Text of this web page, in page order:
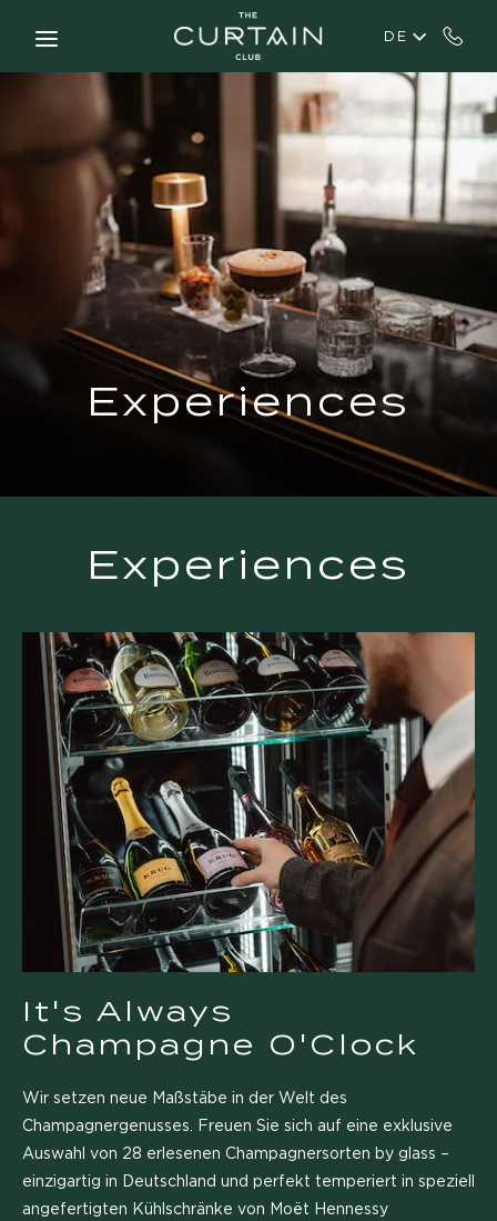
DE
Experiences
Experiences
It's Always
Champagne O'Clock
Wir setzen neue Maßstäbe in der Welt des
Champagnergenusses. Freuen Sie sich auf eine exklusive
Auswahl von 28 erlesenen Champagnersorten by glass –
einzigartig in Deutschland und perfekt temperiert in speziell
angefertigten Kühlschränke von Moët Hennessy